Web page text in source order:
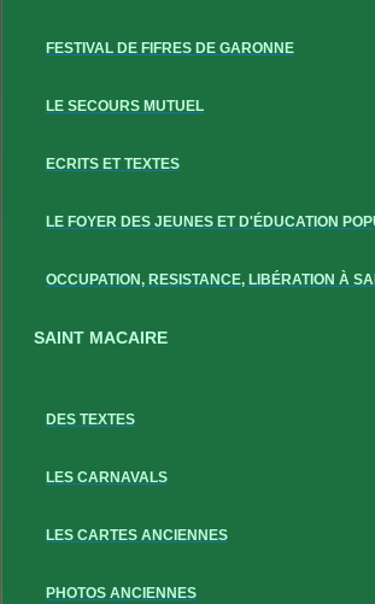
FESTIVAL DE FIFRES DE GARONNE
LE SECOURS MUTUEL
ECRITS ET TEXTES
LE FOYER DES JEUNES ET D'ÉDUCATION
OCCUPATION, RESISTANCE, LIBÉRATION À
SAINT MACAIRE
DES TEXTES
LES CARNAVALS
LES CARTES ANCIENNES
PHOTOS ANCIENNES